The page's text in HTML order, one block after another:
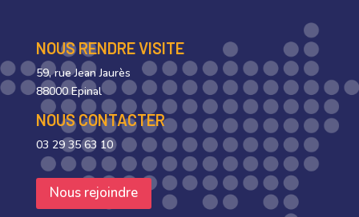
NOUS RENDRE VISITE
59, rue Jean Jaurès
88000 Epinal
NOUS CONTACTER
03 29 35 63 10
Nous rejoindre